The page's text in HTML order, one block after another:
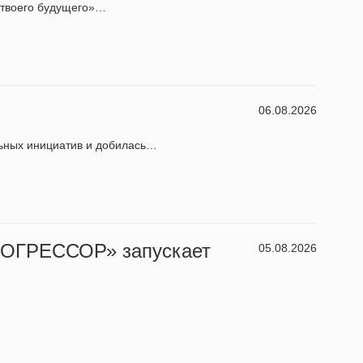
будущего»…
06.08.2026
инициатив и добилась…
запускает 05.08.2026